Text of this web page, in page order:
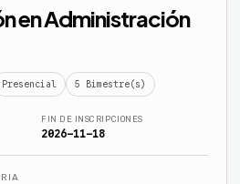
en Administración
Presencial 5 Bimestre(s)
FIN DE INSCRIPCIONES
2026-11-18